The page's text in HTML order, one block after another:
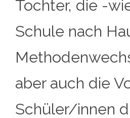
Tochter, die -
Schule nach
aber auch die
Schüler/innen